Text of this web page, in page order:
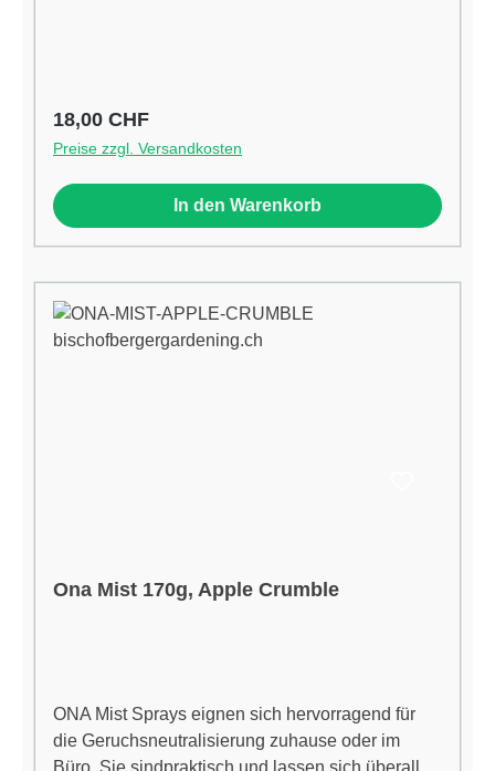
Gerüche entfernt werden müssen für ca. 15
Quadratmeterhttp://onaonline.com
Regulärer Preis:
18,00 CHF
Preise zzgl. Versandkosten
In den Warenkorb
Ona Mist 170g, Apple Crumble
ONA Mist Sprays eignen sich hervorragend für
die Geruchsneutralisierung zuhause oder im
Büro. Sie sindpraktisch und lassen sich überall